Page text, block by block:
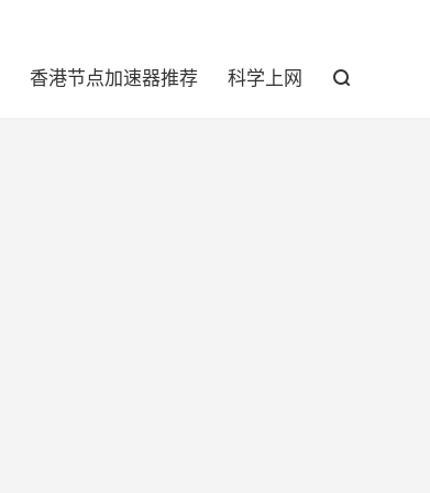
香港节点加速器推荐 科学上网 